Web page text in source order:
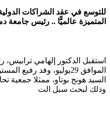
للتوسع في عقد الشراكات
المتميزة عالميًّا .. رئيس جامعة
استقبل الدكتور إلهامي ترابيس،
الموافق 29يوليو، وفد
السيد هونج بوتاو، ممثلا جمعية
وذلك لبحث سبل الت